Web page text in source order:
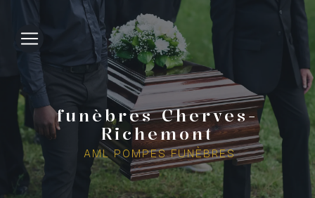
funèbres Cherves-
Richemont
AML POMPES FUNÈBRES
Panneau de gestion des cookies